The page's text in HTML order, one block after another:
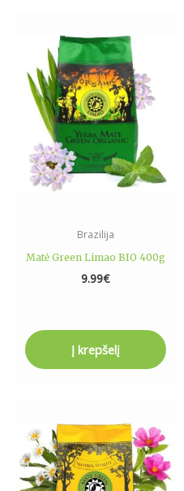
Brazilija
Matė Green Limao BIO 400g
9.99€
Į krepšelį